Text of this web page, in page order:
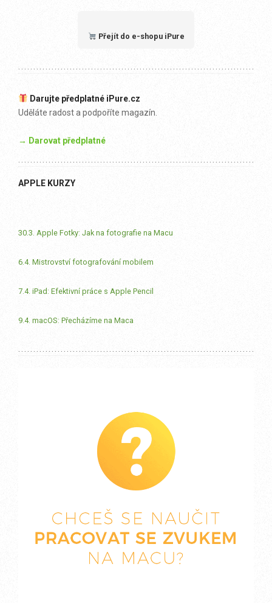
Přejít do e-shopu iPure
Darujte předplatné iPure.cz
Uděláte radost a podpoříte magazín.
→ Darovat předplatné
APPLE KURZY
30.3. Apple Fotky: Jak na fotografie na Macu
6.4. Mistrovství fotografování mobilem
7.4. iPad: Efektivní práce s Apple Pencil
9.4. macOS: Přecházíme na Maca